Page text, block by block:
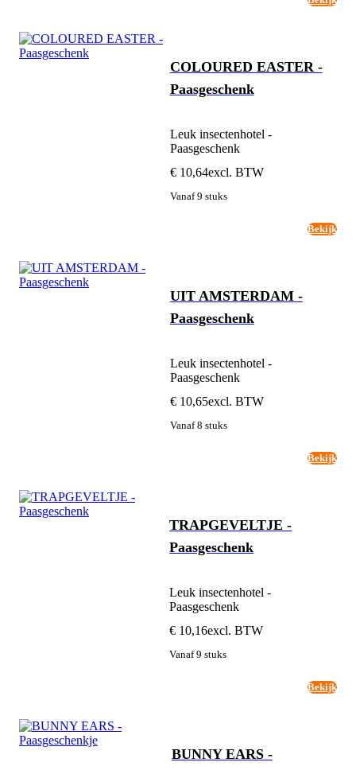
COLOURED EASTER -
Paasgeschenk
Leuk insectenhotel -
Paasgeschenk
€ 10,64excl. BTW
Vanaf 9 stuks
Bekijk
UIT AMSTERDAM -
Paasgeschenk
Leuk insectenhotel -
Paasgeschenk
€ 10,65excl. BTW
Vanaf 8 stuks
Bekijk
TRAPGEVELTJE -
Paasgeschenk
Leuk insectenhotel -
Paasgeschenk
€ 10,16excl. BTW
Vanaf 9 stuks
Bekijk
BUNNY EARS -